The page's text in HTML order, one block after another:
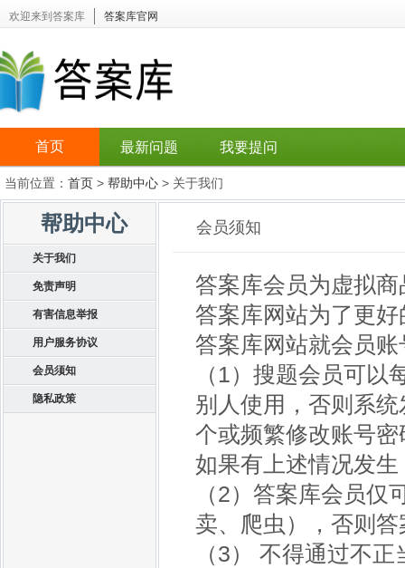
欢迎来到答案库 答案库官网
首页 最新问题 我要提问
当前位置： 首页 > 帮助中心 > 关于我们
帮助中心
关于我们
免责声明
有害信息举报
用户服务协议
会员须知
隐私政策
会员须知
答案库会员为虚拟
答案库网站为了更
答案库网站就会员
（1）搜题会员可
别人使用，否则系
个或频繁修改账号
如果有上述情况发
（2）答案库会员
卖、爬虫），否则
（3） 不得通过不